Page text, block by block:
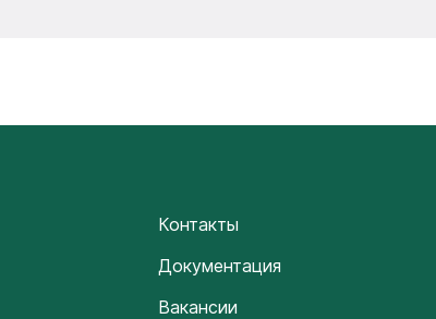
Контакты
Документация
Вакансии